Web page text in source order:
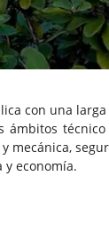
con una
mecánica,
economía.